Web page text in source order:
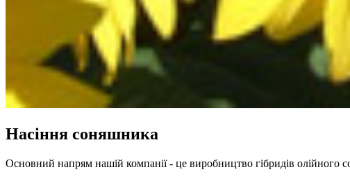
Насіння соняшника
Основний напрям нашій компанії - це виробництво гібридів